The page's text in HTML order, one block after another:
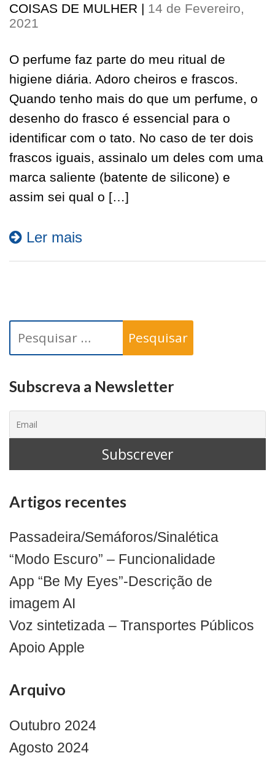
COISAS DE MULHER | 14 de Fevereiro,
2021
O perfume faz parte do meu ritual de
higiene diária. Adoro cheiros e frascos.
Quando tenho mais do que um perfume, o
desenho do frasco é essencial para o
identificar com o tato. No caso de ter dois
frascos iguais, assinalo um deles com uma
marca saliente (batente de silicone) e
assim sei qual o […]
Ler mais
Subscreva a Newsletter
Artigos recentes
Passadeira/Semáforos/Sinalética
“Modo Escuro” – Funcionalidade
App “Be My Eyes”-Descrição de
imagem AI
Voz sintetizada – Transportes Públicos
Apoio Apple
Arquivo
Outubro 2024
Agosto 2024